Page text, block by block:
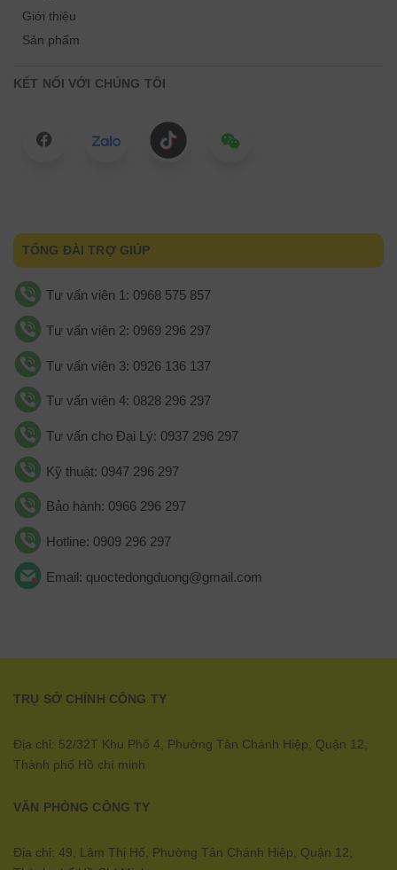
Giới thiệu
Sản phẩm
KẾT NỐI VỚI CHÚNG TÔI
TỔNG ĐÀI TRỢ GIÚP
Tư vấn viên 1: 0968 575 857
Tư vấn viên 2: 0969 296 297
Tư vấn viên 3: 0926 136 137
Tư vấn viên 4: 0828 296 297
Tư vấn cho Đại Lý: 0937 296 297
Kỹ thuật: 0947 296 297
Bảo hành: 0966 296 297
Hotline: 0909 296 297
Email: quoctedongduong@gmail.com
TRỤ SỞ CHÍNH CÔNG TY
Địa chỉ: 52/32T Khu Phố 4, Phường Tân Chánh Hiệp, Quận 12,
Thành phố Hồ chí minh
VĂN PHÒNG CÔNG TY
Địa chỉ: 49, Lâm Thị Hố, Phường Tân Chánh Hiệp, Quận 12,